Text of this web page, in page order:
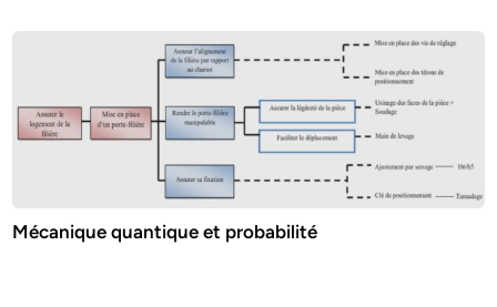
Mécanique quantique et probabilité